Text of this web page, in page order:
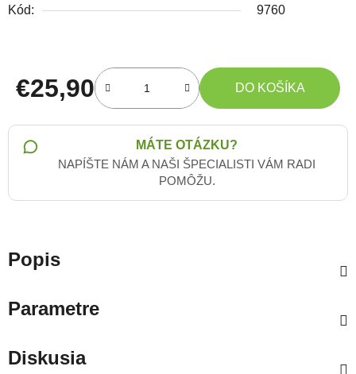
Kód: 9760
€25,90
Jednotková cena:
DO KOŠÍKA
MÁTE OTÁZKU?
NAPÍŠTE NÁM A NAŠI ŠPECIALISTI VÁM RADI
POMÔŽU.
Popis
Parametre
Diskusia